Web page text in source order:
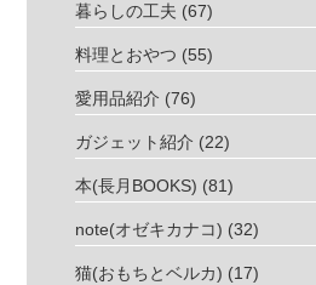
暮らしの工夫 (67)
料理とおやつ (55)
愛用品紹介 (76)
ガジェット紹介 (22)
本(長月BOOKS) (81)
note(オゼキカナコ) (32)
猫(おもちとベルカ) (17)